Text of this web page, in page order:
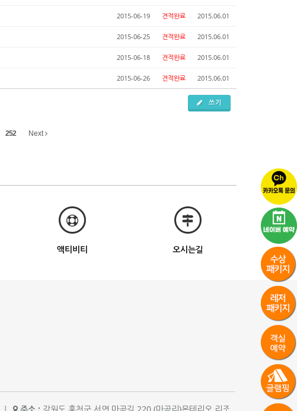
2015-06-19 견적완료 2015.06.01
2015-06-25 견적완료 2015.06.01
2015-06-18 견적완료 2015.06.01
2015-06-26 견적완료 2015.06.01
쓰기
252 Next
액티비티 오시는길